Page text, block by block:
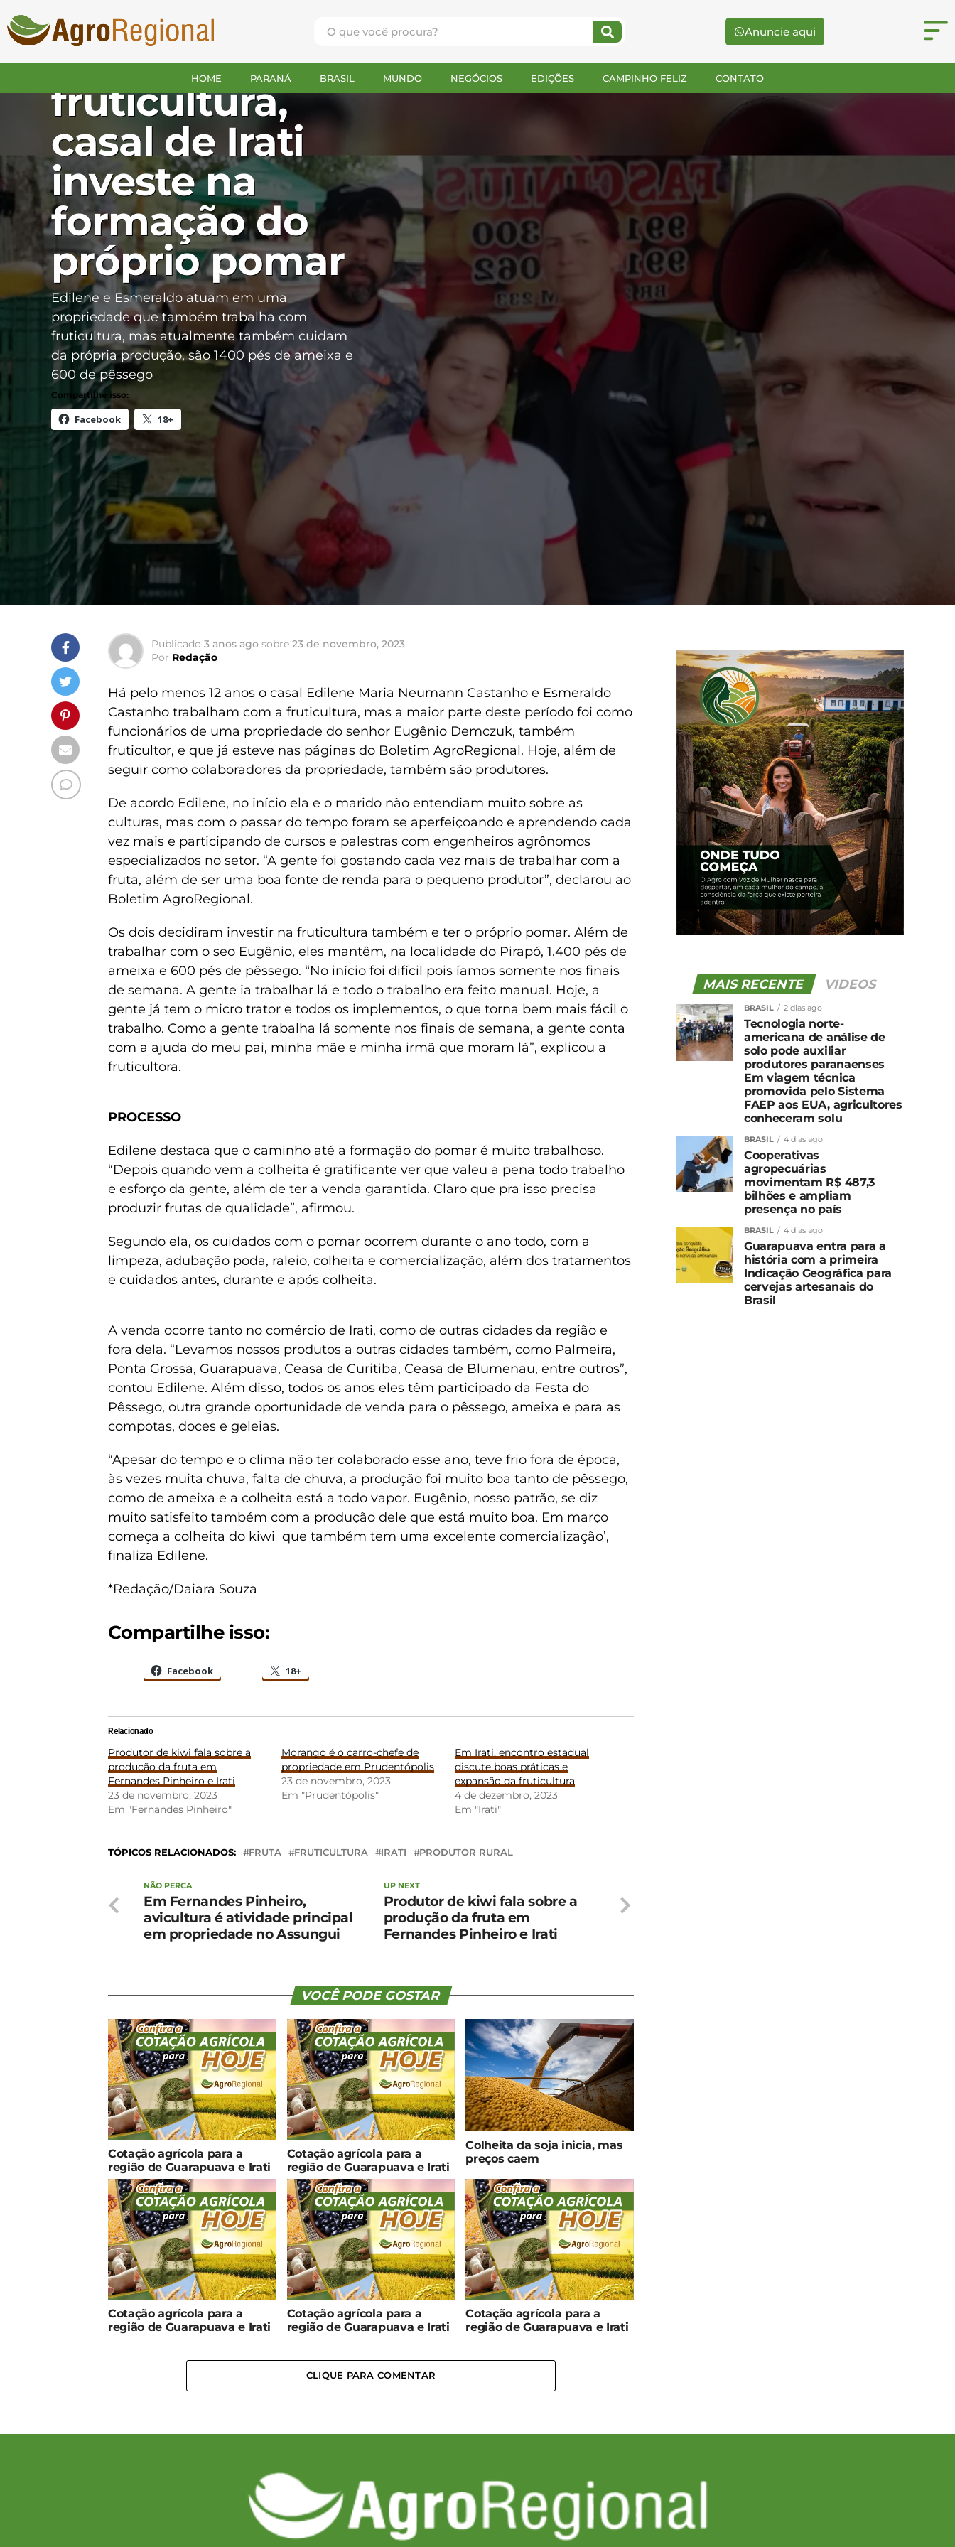
Anuncie aqui
HOME PARANÁ BRASIL MUNDO NEGÓCIOS EDIÇÕES CAMPINHO FELIZ CONTATO
Após anos
trabalhando na
fruticultura,
casal de Irati
investe na
formação do
próprio pomar
Edilene e Esmeraldo atuam em uma
propriedade que também trabalha com
fruticultura, mas atualmente também cuidam
da própria produção, são 1400 pés de ameixa e
600 de pêssego
Compartilhe isso:
Facebook 18+
Publicado 3 anos ago sobre 23 de novembro, 2023
Por Redação
Há pelo menos 12 anos o casal Edilene Maria Neumann Castanho e Esmeraldo
Castanho trabalham com a fruticultura, mas a maior parte deste período foi como
funcionários de uma propriedade do senhor Eugênio Demczuk, também
fruticultor, e que já esteve nas páginas do Boletim AgroRegional. Hoje, além de
seguir como colaboradores da propriedade, também são produtores.
De acordo Edilene, no início ela e o marido não entendiam muito sobre as
culturas, mas com o passar do tempo foram se aperfeiçoando e aprendendo cada
vez mais e participando de cursos e palestras com engenheiros agrônomos
especializados no setor. “A gente foi gostando cada vez mais de trabalhar com a
fruta, além de ser uma boa fonte de renda para o pequeno produtor”, declarou ao
Boletim AgroRegional.
Os dois decidiram investir na fruticultura também e ter o próprio pomar. Além de
trabalhar com o seo Eugênio, eles mantêm, na localidade do Pirapó, 1.400 pés de
ameixa e 600 pés de pêssego. “No início foi difícil pois íamos somente nos finais
de semana. A gente ia trabalhar lá e todo o trabalho era feito manual. Hoje, a
gente já tem o micro trator e todos os implementos, o que torna bem mais fácil o
trabalho. Como a gente trabalha lá somente nos finais de semana, a gente conta
com a ajuda do meu pai, minha mãe e minha irmã que moram lá”, explicou a
fruticultora.
PROCESSO
Edilene destaca que o caminho até a formação do pomar é muito trabalhoso.
“Depois quando vem a colheita é gratificante ver que valeu a pena todo trabalho
e esforço da gente, além de ter a venda garantida. Claro que pra isso precisa
produzir frutas de qualidade”, afirmou.
Segundo ela, os cuidados com o pomar ocorrem durante o ano todo, com a
limpeza, adubação poda, raleio, colheita e comercialização, além dos tratamentos
e cuidados antes, durante e após colheita.
A venda ocorre tanto no comércio de Irati, como de outras cidades da região e
fora dela. “Levamos nossos produtos a outras cidades também, como Palmeira,
Ponta Grossa, Guarapuava, Ceasa de Curitiba, Ceasa de Blumenau, entre outros”,
contou Edilene. Além disso, todos os anos eles têm participado da Festa do
Pêssego, outra grande oportunidade de venda para o pêssego, ameixa e para as
compotas, doces e geleias.
“Apesar do tempo e o clima não ter colaborado esse ano, teve frio fora de época,
às vezes muita chuva, falta de chuva, a produção foi muito boa tanto de pêssego,
como de ameixa e a colheita está a todo vapor. Eugênio, nosso patrão, se diz
muito satisfeito também com a produção dele que está muito boa. Em março
começa a colheita do kiwi que também tem uma excelente comercialização’,
finaliza Edilene.
*Redação/Daiara Souza
Compartilhe isso:
Facebook 18+
Relacionado
Produtor de kiwi fala sobre a
produção da fruta em
Fernandes Pinheiro e Irati
23 de novembro, 2023
Em "Fernandes Pinheiro"
Morango é o carro-chefe de
propriedade em Prudentópolis
23 de novembro, 2023
Em "Prudentópolis"
Em Irati, encontro estadual
discute boas práticas e
expansão da fruticultura
4 de dezembro, 2023
Em "Irati"
TÓPICOS RELACIONADOS: FRUTA FRUTICULTURA IRATI PRODUTOR RURAL
UP NEXT
Produtor de kiwi fala sobre a
produção da fruta em
Fernandes Pinheiro e Irati
NÃO PERCA
Em Fernandes Pinheiro,
avicultura é atividade principal
em propriedade no Assungui
VOCÊ PODE GOSTAR
Cotação agrícola para a
região de Guarapuava e Irati
Cotação agrícola para a
região de Guarapuava e Irati
Colheita da soja inicia, mas
preços caem
Cotação agrícola para a
região de Guarapuava e Irati
Cotação agrícola para a
região de Guarapuava e Irati
Cotação agrícola para a
região de Guarapuava e Irati
CLIQUE PARA COMENTAR
MAIS RECENTE VIDEOS
BRASIL 2 dias ago
Tecnologia norte-
americana de análise de
solo pode auxiliar
produtores paranaenses
Em viagem técnica
promovida pelo Sistema
FAEP aos EUA, agricultores
conheceram solu
BRASIL 4 dias ago
Cooperativas
agropecuárias
movimentam R$ 487,3
bilhões e ampliam
presença no país
BRASIL 4 dias ago
Guarapuava entra para a
história com a primeira
Indicação Geográfica para
cervejas artesanais do
Brasil